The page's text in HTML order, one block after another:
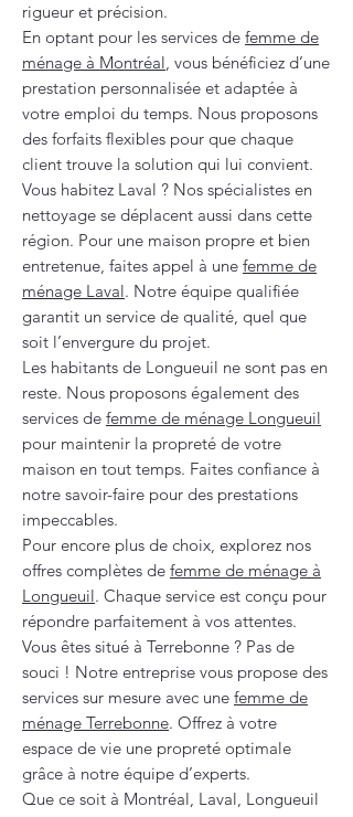
rigueur et précision.
En optant pour les services de femme de
ménage à Montréal, vous bénéficiez d’une
prestation personnalisée et adaptée à
votre emploi du temps. Nous proposons
des forfaits flexibles pour que chaque
client trouve la solution qui lui convient.
Vous habitez Laval ? Nos spécialistes en
nettoyage se déplacent aussi dans cette
région. Pour une maison propre et bien
entretenue, faites appel à une femme de
ménage Laval. Notre équipe qualifiée
garantit un service de qualité, quel que
soit l’envergure du projet.
Les habitants de Longueuil ne sont pas en
reste. Nous proposons également des
services de femme de ménage Longueuil
pour maintenir la propreté de votre
maison en tout temps. Faites confiance à
notre savoir-faire pour des prestations
impeccables.
Pour encore plus de choix, explorez nos
offres complètes de femme de ménage à
Longueuil. Chaque service est conçu pour
répondre parfaitement à vos attentes.
Vous êtes situé à Terrebonne ? Pas de
souci ! Notre entreprise vous propose des
services sur mesure avec une femme de
ménage Terrebonne. Offrez à votre
espace de vie une propreté optimale
grâce à notre équipe d’experts.
Que ce soit à Montréal, Laval, Longueuil